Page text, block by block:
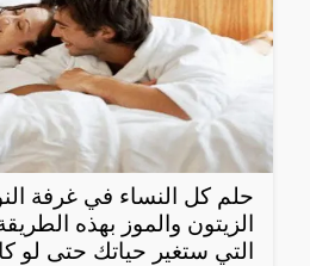
حلم كل النساء في غرفة
الزيتون والموز بهذه
التي ستغير حياتك حتى لو كان